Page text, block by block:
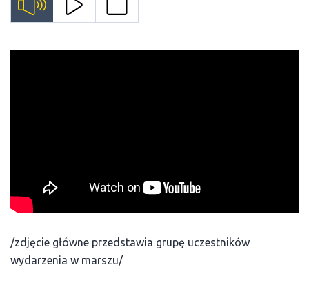
/zdjęcie główne przedstawia grupę uczestników
wydarzenia w marszu/